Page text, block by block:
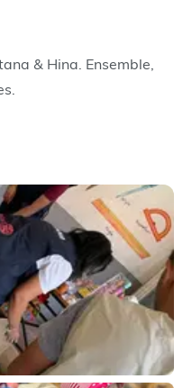
& Hina. Ensemble,